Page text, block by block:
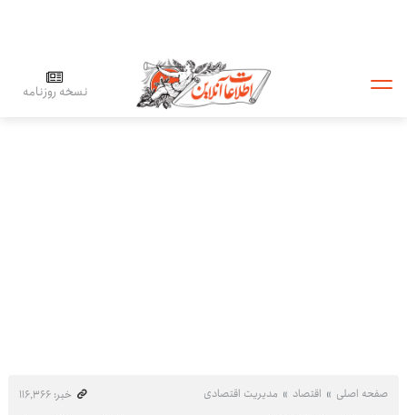
نسخه روزنامه
صفحه اصلی اقتصاد مدیریت اقتصادی
خبر: ۱۱۶٬۳۶۶